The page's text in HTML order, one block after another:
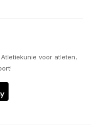
voor atleten,